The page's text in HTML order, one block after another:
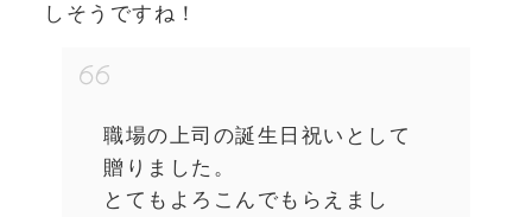
しそうですね！
職場の上司の誕生日祝いとして
贈りました。
とてもよろこんでもらえまし